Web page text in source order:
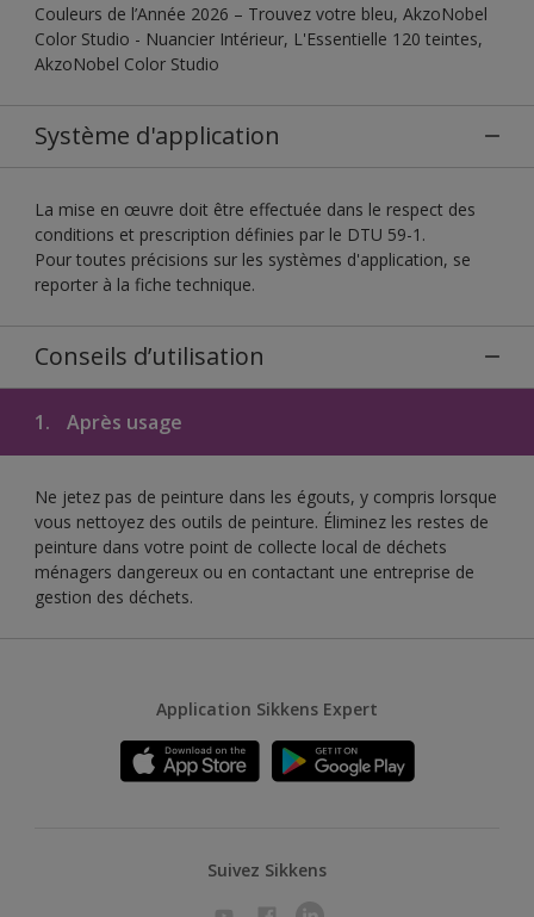
Couleurs de l’Année 2026 – Trouvez votre bleu, AkzoNobel
Color Studio - Nuancier Intérieur, L'Essentielle 120 teintes,
AkzoNobel Color Studio
Système d'application
La mise en œuvre doit être effectuée dans le respect des
conditions et prescription définies par le DTU 59-1.
Pour toutes précisions sur les systèmes d'application, se
reporter à la fiche technique.
Conseils d’utilisation
1. Après usage
Ne jetez pas de peinture dans les égouts, y compris lorsque
vous nettoyez des outils de peinture. Éliminez les restes de
peinture dans votre point de collecte local de déchets
ménagers dangereux ou en contactant une entreprise de
gestion des déchets.
Application Sikkens Expert
Suivez Sikkens